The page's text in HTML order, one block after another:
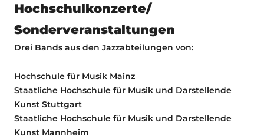
Hochschulkonzerte/
Sonderveranstaltungen
Drei Bands aus den Jazzabteilungen von:
Hochschule für Musik Mainz
Staatliche Hochschule für Musik und Darstellende
Kunst Stuttgart
Staatliche Hochschule für Musik und Darstellende
Kunst Mannheim